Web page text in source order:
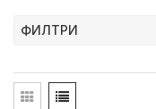
ФИЛТРИ